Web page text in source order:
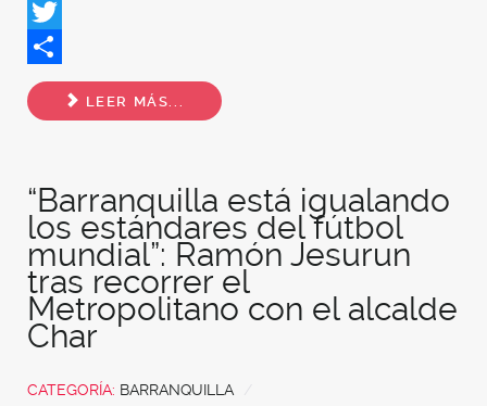
Facebook
Twitter
Share
LEER MÁS...
“Barranquilla está igualando
los estándares del fútbol
mundial”: Ramón Jesurun
tras recorrer el
Metropolitano con el alcalde
Char
CATEGORÍA: BARRANQUILLA